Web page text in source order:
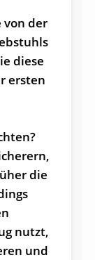
von der
diese
ersten
die
nutzt,
und